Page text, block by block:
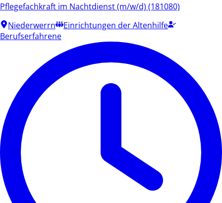
Pflegefachkraft im Nachtdienst (m/w/d) (181080)
Niederwerrn
Einrichtungen der Altenhilfe
Berufserfahrene